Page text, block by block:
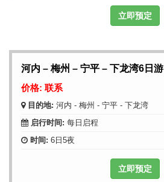
立即预定
河内 – 梅州 – 宁平 – 下龙湾6日游
价格: 联系
目的地: 河内 - 梅州 - 宁平 - 下龙湾
启行时间: 每日启程
时间: 6日5夜
立即预定